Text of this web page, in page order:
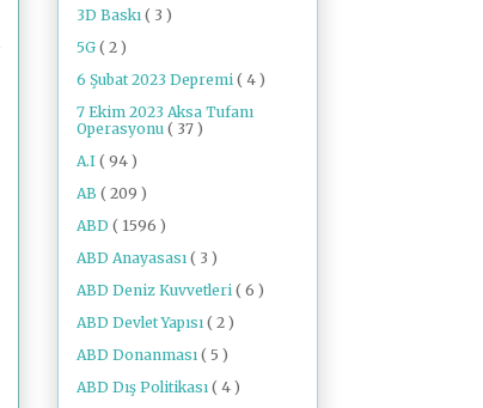
3D Baskı ( 3 )
5G ( 2 )
6 Şubat 2023 Depremi ( 4 )
7 Ekim 2023 Aksa Tufanı
Operasyonu ( 37 )
A.I ( 94 )
AB ( 209 )
ABD ( 1596 )
ABD Anayasası ( 3 )
ABD Deniz Kuvvetleri ( 6 )
ABD Devlet Yapısı ( 2 )
ABD Donanması ( 5 )
ABD Dış Politikası ( 4 )